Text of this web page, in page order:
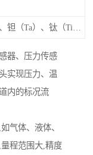
器、压力传感
实现压力、温
内的标况流
气体、液体、
程范围大,精度